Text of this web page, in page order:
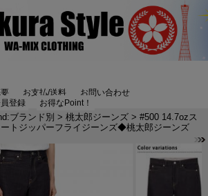
お支払/送料
お問い合わせ
登録 お得なPoint！
ブランド別 > 桃太郎ジーンズ > #500 14.7ozス
トジッパーフライジーンズ◆桃太郎ジーンズ